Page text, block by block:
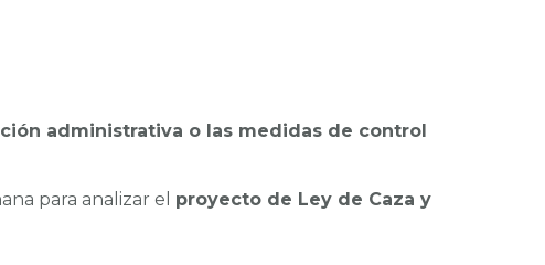
administrativa o las medidas de control
para analizar el proyecto de Ley de Caza y